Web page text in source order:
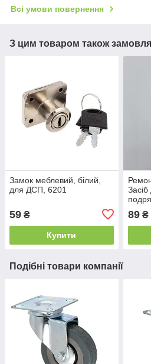
Всі умови повернення
З цим товаром також
Замок меблевий, білий,
для ДСП, 6201
59 ₴
Купити
89₴
Подібні товари компанії